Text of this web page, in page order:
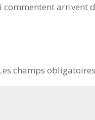
commentent arrivent
champs